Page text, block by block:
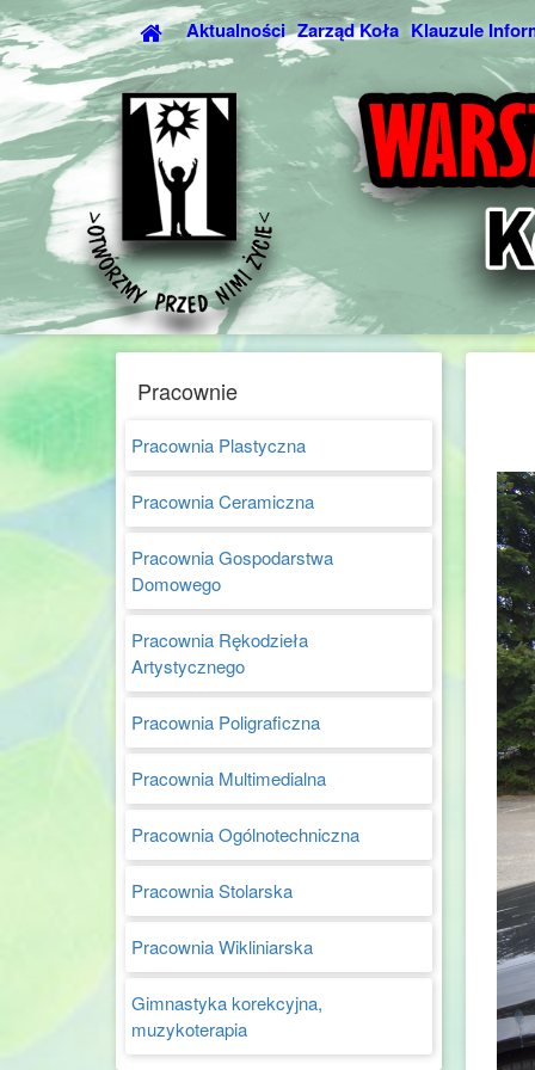
Aktualności Zarząd Koła Klauzule
Pracownie
Pracownia Plastyczna
Pracownia Ceramiczna
Pracownia Gospodarstwa
Domowego
Pracownia Rękodzieła
Artystycznego
Pracownia Poligraficzna
Pracownia Multimedialna
Pracownia Ogólnotechniczna
Pracownia Stolarska
Pracownia Wikliniarska
Gimnastyka korekcyjna,
muzykoterapia